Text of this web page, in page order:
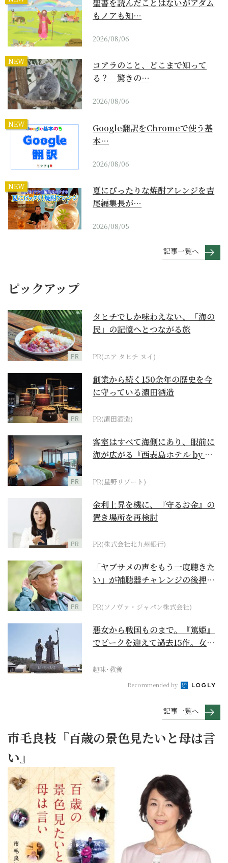
聖書を読んだことはないがアダム
もノアも知…
2026/08/06
NEW
コアラのこと、どこまで知って
る？ 驚きの…
2026/08/06
NEW
Google翻訳をChromeで使う基
本…
2026/08/06
NEW
夏にぴったりな焼酎アレンジを吉
尾編集長が…
2026/08/05
記事一覧へ
ピックアップ
PR
タヒチでしか味わえない、「海の
民」の記憶へとつながる旅
PR(エア タヒチ ヌイ)
PR
創業から続く150余年の歴史を今
に守っている濵田酒造
PR(濵田酒造)
PR
客室はすべて海側にあり、眼前に
海が広がる『西表島ホテル by 星
PR(星野リゾート)
PR
金利上昇を機に、『守るお金』の
置き場所を再検討
PR(株式会社北九州銀行)
PR
「ヤブサメの声をもう一度聴きた
い」が補聴器チャレンジの後押し
PR(ソノヴァ・ジャパン株式会社)
悪女から戦国ものまで。『篤姫』
でピークを迎えて過去15作。女性
趣味･教養
Recommended by
記事一覧へ
市毛良枝『百歳の景色見たいと母は言
い』